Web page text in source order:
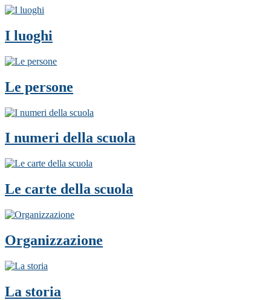
I luoghi
Le persone
I numeri della scuola
Le carte della scuola
Organizzazione
La storia